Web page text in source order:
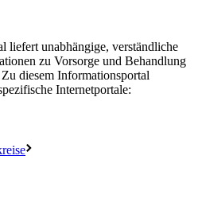
liefert unabhängige, verständliche
zu Vorsorge und Behandlung
diesem Informationsportal
Internetportale: